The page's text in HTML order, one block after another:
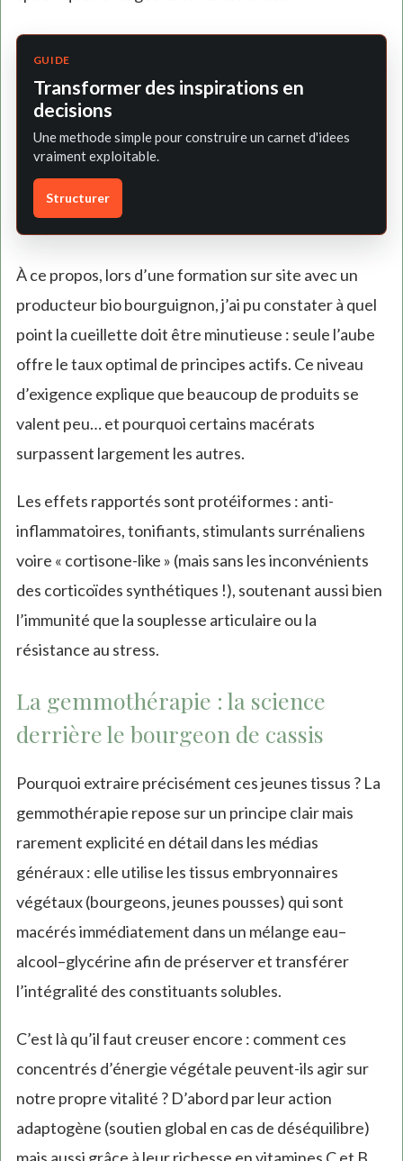
GUIDE
Transformer des inspirations en
decisions
Une methode simple pour construire un carnet d'idees
vraiment exploitable.
Structurer
À ce propos, lors d’une formation sur site avec un
producteur bio bourguignon, j’ai pu constater à quel
point la cueillette doit être minutieuse : seule l’aube
offre le taux optimal de principes actifs. Ce niveau
d’exigence explique que beaucoup de produits se
valent peu… et pourquoi certains macérats
surpassent largement les autres.
Les effets rapportés sont protéiformes : anti-
inflammatoires, tonifiants, stimulants surrénaliens
voire « cortisone-like » (mais sans les inconvénients
des corticoïdes synthétiques !), soutenant aussi bien
l’immunité que la souplesse articulaire ou la
résistance au stress.
La gemmothérapie : la science
derrière le bourgeon de cassis
Pourquoi extraire précisément ces jeunes tissus ? La
gemmothérapie repose sur un principe clair mais
rarement explicité en détail dans les médias
généraux : elle utilise les tissus embryonnaires
végétaux (bourgeons, jeunes pousses) qui sont
macérés immédiatement dans un mélange eau–
alcool–glycérine afin de préserver et transférer
l’intégralité des constituants solubles.
C’est là qu’il faut creuser encore : comment ces
concentrés d’énergie végétale peuvent-ils agir sur
notre propre vitalité ? D’abord par leur action
adaptogène (soutien global en cas de déséquilibre)